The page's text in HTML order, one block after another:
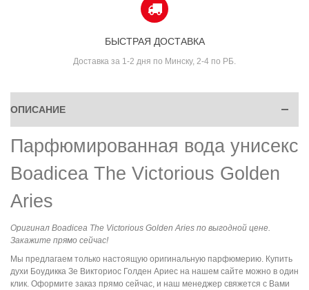
БЫСТРАЯ ДОСТАВКА
Доставка за 1-2 дня по Минску, 2-4 по РБ.
ОПИСАНИЕ
Парфюмированная вода унисекс
Boadicea The Victorious Golden
Aries
Оригинал Boadicea The Victorious Golden Aries по выгодной цене.
Закажите прямо сейчас!
Мы предлагаем только настоящую оригинальную парфюмерию. Купить
духи Боудикка Зе Викториос Голден Ариес на нашем сайте можно в один
клик. Оформите заказ прямо сейчас, и наш менеджер свяжется с Вами